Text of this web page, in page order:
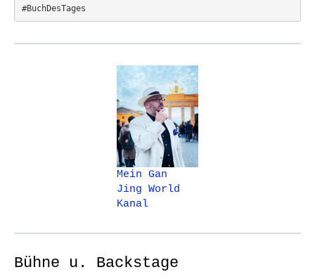
#BuchDesTages
Mein Gan
Jing World
Kanal
Bühne u. Backstage